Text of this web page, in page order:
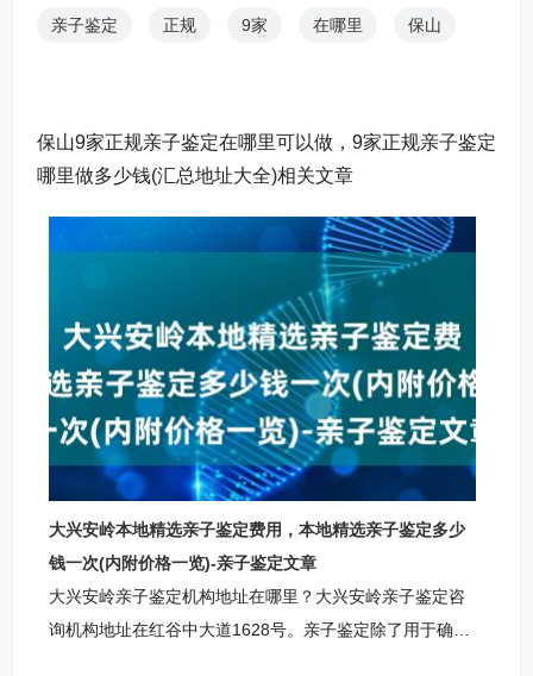
亲子鉴定 正规 9家 在哪里 保山
保山9家正规亲子鉴定在哪里可以做，9家正规亲子鉴定
哪里做多少钱(汇总地址大全)相关文章
大兴安岭本地精选亲子鉴定费用，本地精选亲子鉴定多少
钱一次(内附价格一览)-亲子鉴定文章
大兴安岭亲子鉴定机构地址在哪里？大兴安岭亲子鉴定咨
询机构地址在红谷中大道1628号。亲子鉴定除了用于确认